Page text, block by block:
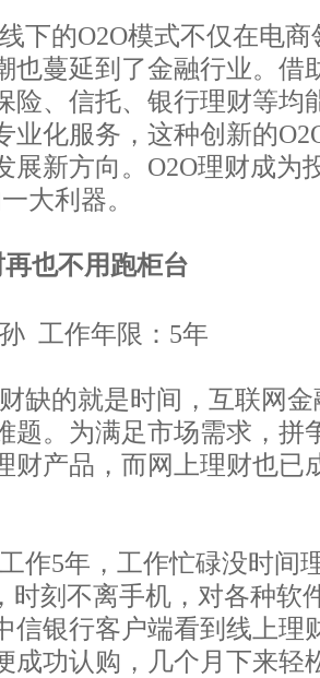
下的O2O模式不仅在电
也蔓延到了金融行业。借
险、信托、银行理财等均
业化服务，这种创新的
展新方向。O2O理财成为
大利器。
也不用跑柜台
工作年限：5年
缺的就是时间，互联网
题。为满足市场需求，拼
财产品，而网上理财也已
作5年，工作忙碌没时间
时刻不离手机，对各种软
信银行客户端看到线上理
成功认购，几个月下来轻